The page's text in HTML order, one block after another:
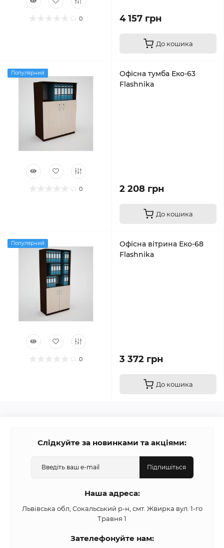
0 4 157 грн
До кошика
Популярний
0
Офісна тумба Еко-63
Flashnika
2 208 грн
До кошика
Популярний
0
Офісна вітрина Еко-68
Flashnika
3 372 грн
До кошика
Слідкуйте за новинками та акціями:
Підпишіться
Наша адреса:
Львівська обл, Сокальський р-н, смт. Жвирка вул. 1-го
Травня 1
Зателефонуйте нам: